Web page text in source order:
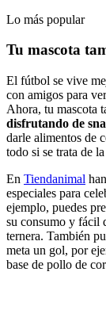
Lo más popular
Tu mascota
El fútbol se vive
con amigos para
Ahora, tu mascota
disfrutando de
darle alimentos de
todo si se trata de
En Tiendanimal
especiales para
ejemplo, puedes
su consumo y fácil
ternera. También
meta un gol, por
base de pollo de